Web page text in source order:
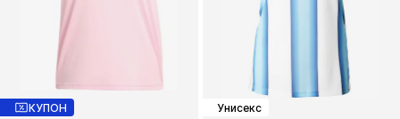
КУПОН Унисекс